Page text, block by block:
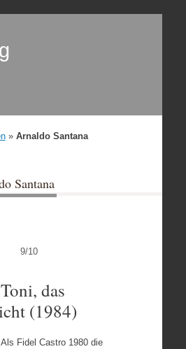
» Arnaldo Santana
Santana
9/10
das
(1984)
Fidel Castro 1980 die